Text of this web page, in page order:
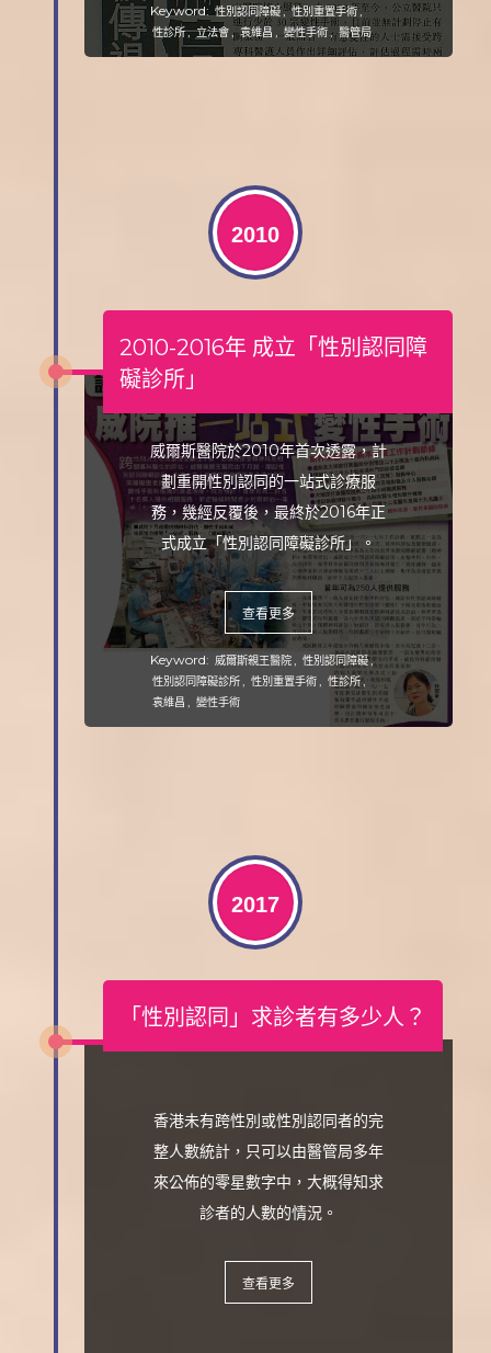
Keyword: 性別認同障礙,性別重置手術,
性診所,立法會,袁維昌 , 變性手術,醫管局
2010
2010-2016年 成立「性別認同障
礙診所」
威爾斯醫院於2010年首次透露，計
劃重開性別認同的一站式診療服
務，幾經反覆後，最終於2016年正
式成立「性別認同障礙診所」。
查看更多
Keyword: 威爾斯親王醫院, 性別認同障礙,
性別認同障礙診所, 性別重置手術, 性診所,
袁維昌 , 變性手術
2017
「性別認同」求診者有多少人？
香港未有跨性別或性別認同者的完
整人數統計，只可以由醫管局多年
來公佈的零星數字中，大概得知求
診者的人數的情況。
查看更多